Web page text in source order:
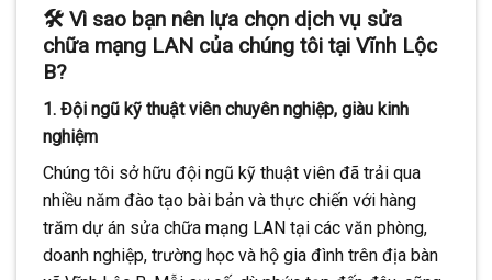
🛠️ Vì sao bạn nên lựa chọn dịch vụ sửa
chữa mạng LAN của chúng tôi tại Vĩnh Lộc
B?
1. Đội ngũ kỹ thuật viên chuyên nghiệp, giàu kinh
nghiệm
Chúng tôi sở hữu đội ngũ kỹ thuật viên đã trải qua
nhiều năm đào tạo bài bản và thực chiến với hàng
trăm dự án sửa chữa mạng LAN tại các văn phòng,
doanh nghiệp, trường học và hộ gia đình trên địa bàn